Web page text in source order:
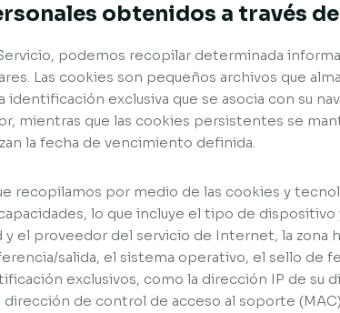
obtenidos a través
podemos recopilar determinada
Las cookies son pequeños archivos que
identificación exclusiva que se asocia con su
mientras que las cookies persistentes se
la fecha de vencimiento definida.
recopilamos por medio de las cookies y
lo que incluye el tipo de
y el proveedor del servicio de Internet, la zona
salida, el sistema operativo, el sello de
exclusivos, como la dirección IP de su
de control de acceso al soporte